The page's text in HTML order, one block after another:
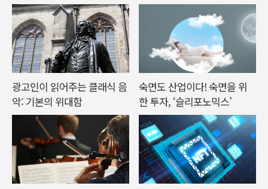
광고인이 읽어주는 클래식 음
악: 기본의 위대함
숙면도 산업이다! 숙면을 위
한 투자, ‘슬리포노믹스’